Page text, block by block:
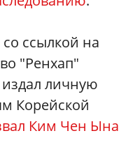
ссылкой на
"Ренхап"
личную
Корейской
Ким Чен Ына